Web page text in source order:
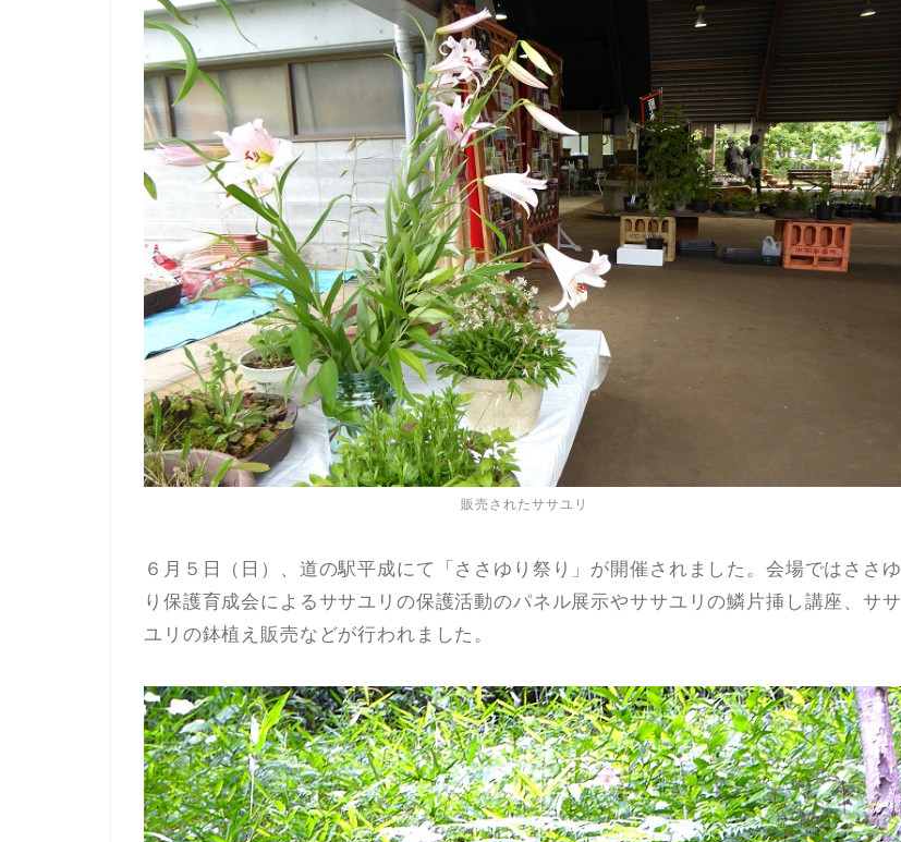
販売されたササユリ
６月５日（日）、道の駅平成にて「ささゆり祭り」が開催されました。会場ではささゆ
り保護育成会によるササユリの保護活動のパネル展示やササユリの鱗片挿し講座、ササ
ユリの鉢植え販売などが行われました。